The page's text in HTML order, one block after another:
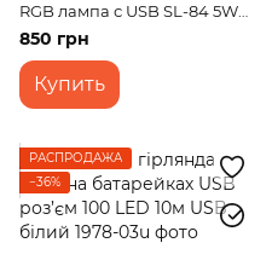
RGB лампа с USB SL-84 5W
WH
850 грн
Купить
РАСПРОДАЖА
−36%